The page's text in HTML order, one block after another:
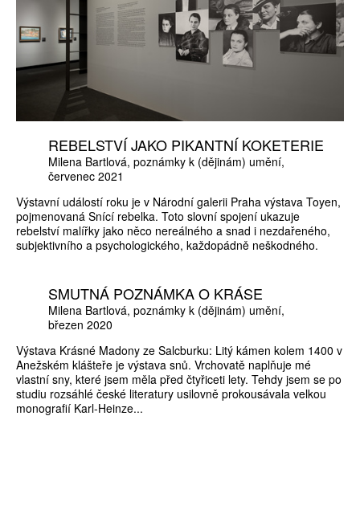
REBELSTVÍ JAKO PIKANTNÍ KOKETERIE
Milena Bartlová poznámky k (dějinám) umění
červenec 2021
Výstavní událostí roku je v Národní galerii Praha výstava Toyen,
pojmenovaná Snící rebelka. Toto slovní spojení ukazuje
rebelství malířky jako něco nereálného a snad i nezdařeného,
subjektivního a psychologického, každopádně neškodného.
SMUTNÁ POZNÁMKA O KRÁSE
Milena Bartlová poznámky k (dějinám) umění
březen 2020
Výstava Krásné Madony ze Salcburku: Litý kámen kolem 1400 v
Anežském klášteře je výstava snů. Vrchovatě naplňuje mé
vlastní sny, které jsem měla před čtyřiceti lety. Tehdy jsem se po
studiu rozsáhlé české literatury usilovně prokousávala velkou
monografií Karl-Heinze...